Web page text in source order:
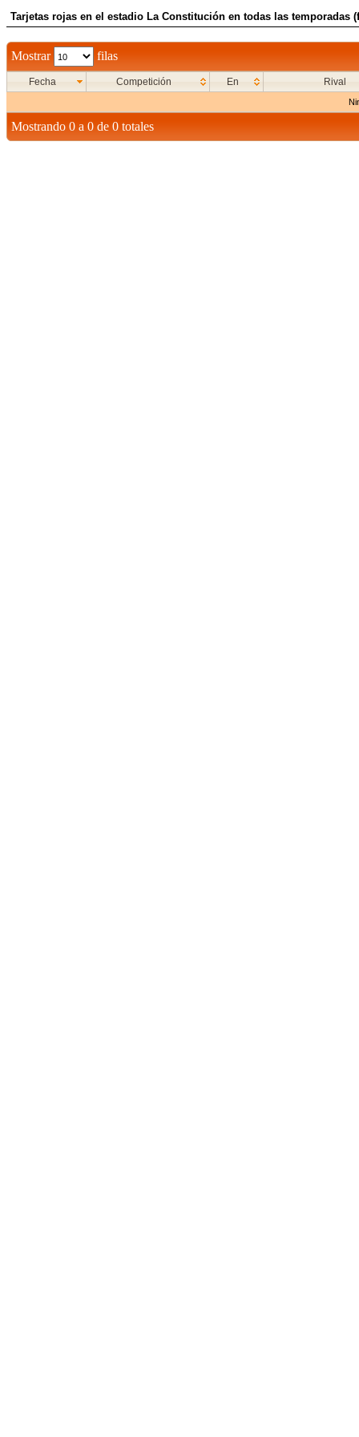
Tarjetas rojas en el estadio La Constitución en todas las temporadas
Mostrar filas
Fecha Competición En Rival
Mostrando 0 a 0 de 0 totales